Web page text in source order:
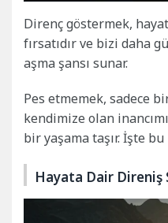
Direnç göstermek,
fırsatıdır ve bizi daha
aşma şansı sunar.
Pes etmemek, sadece
kendimize olan
bir yaşama taşır. İşte
Hayata Dair Direniş